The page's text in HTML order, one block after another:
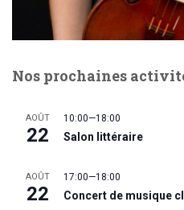
Nos prochaines
AOÛT
22
10:00—18:00
Salon littéraire
AOÛT
22
17:00—18:00
Concert de musique